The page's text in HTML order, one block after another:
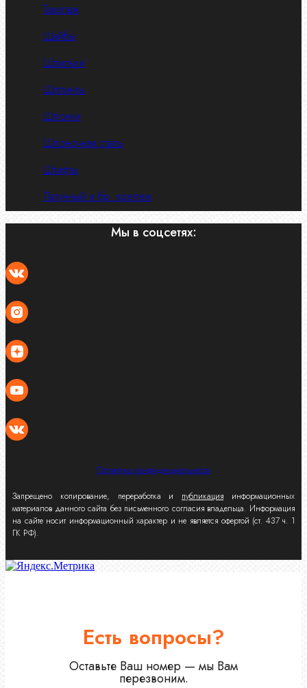
Такелаж
Шайбы
Шпильки
Шплинты
Шпонки
Шпоночная сталь
Штифты
Латунный и бр. крепеж
Мы в соцсетях:
Политика конфиденциальности
Запрещено копирование, переработка и публикация информационных
материалов данного сайта без письменного согласия владельца. Информация
на сайте носит информационный характер и не является офертой (ст. 437 ч. 1
ГК РФ).
Есть вопросы?
Оставьте Ваш номер — мы Вам
перезвоним.